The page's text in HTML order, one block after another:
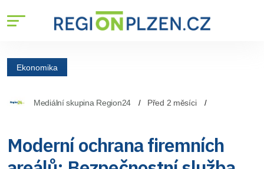
Ekonomika
Mediální skupina Region24 Před 2 měsíci
Moderní ochrana firemních